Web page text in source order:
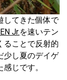
してきた個体で
Jr.を速いテン
ることで反射的
少し夏のデイゲ
じです。